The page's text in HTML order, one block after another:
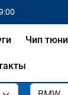
Чип